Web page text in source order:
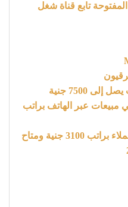
تابع قناة شغل
7500 جنية
مبيعات عبر الهاتف براتب
وظائف شركة أورانچ خدمة عملاء براتب 3100 جنية ومتاح